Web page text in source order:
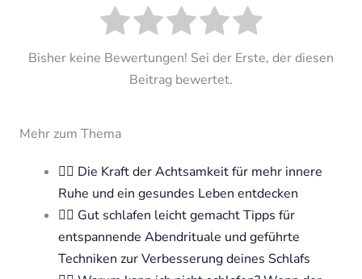
Bisher keine Bewertungen! Sei der Erste, der diesen
Beitrag bewertet.
Mehr zum Thema
🧘‍♀️ Die Kraft der Achtsamkeit für mehr innere
Ruhe und ein gesundes Leben entdecken
🧘‍♀️ Gut schlafen leicht gemacht Tipps für
entspannende Abendrituale und geführte
Techniken zur Verbesserung deines Schlafs